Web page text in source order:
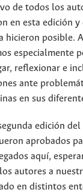
de todos los
en esta edición y
hicieron posible.
especialmente
reflexionar e
ante
en sus
edición
aprobados
aquí,
autores a
en distintos